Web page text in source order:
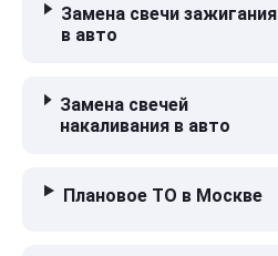
Замена свечи зажигания
в авто
Замена свечей
накаливания в авто
Плановое ТО в Москве